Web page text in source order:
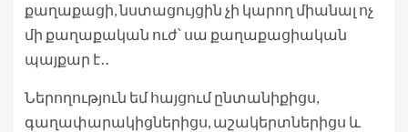
քաղաքացի, նստացույցին չի կարող միանալ ոչ
մի քաղաքական ուժ՝ սա քաղաքացիական
պայքար է․․
Ներողություն եմ հայցում ընտանիքիցս,
գաղափարակիցներիցս, աշակերտներիցս և